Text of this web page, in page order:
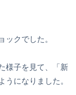
ックでした。
様子を見て、「新
うになりました。